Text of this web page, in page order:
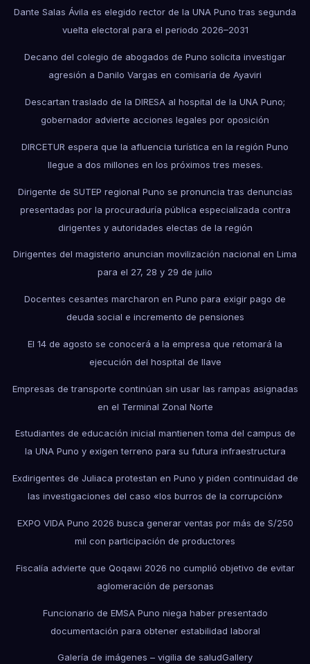
Dante Salas Ávila es elegido rector de la UNA Puno tras segunda
vuelta electoral para el periodo 2026–2031
Decano del colegio de abogados de Puno solicita investigar
agresión a Danilo Vargas en comisaría de Ayaviri
Descartan traslado de la DIRESA al hospital de la UNA Puno;
gobernador advierte acciones legales por oposición
DIRCETUR espera que la afluencia turística en la región Puno
llegue a dos millones en los próximos tres meses.
Dirigente de SUTEP regional Puno se pronuncia tras denuncias
presentadas por la procuraduría pública especializada contra
dirigentes y autoridades electas de la región
Dirigentes del magisterio anuncian movilización nacional en Lima
para el 27, 28 y 29 de julio
Docentes cesantes marcharon en Puno para exigir pago de
deuda social e incremento de pensiones
El 14 de agosto se conocerá a la empresa que retomará la
ejecución del hospital de Ilave
Empresas de transporte continúan sin usar las rampas asignadas
en el Terminal Zonal Norte
Estudiantes de educación inicial mantienen toma del campus de
la UNA Puno y exigen terreno para su futura infraestructura
Exdirigentes de Juliaca protestan en Puno y piden continuidad de
las investigaciones del caso «los burros de la corrupción»
EXPO VIDA Puno 2026 busca generar ventas por más de S/250
mil con participación de productores
Fiscalía advierte que Qoqawi 2026 no cumplió objetivo de evitar
aglomeración de personas
Funcionario de EMSA Puno niega haber presentado
documentación para obtener estabilidad laboral
Galería de imágenes – vigilia de saludGallery